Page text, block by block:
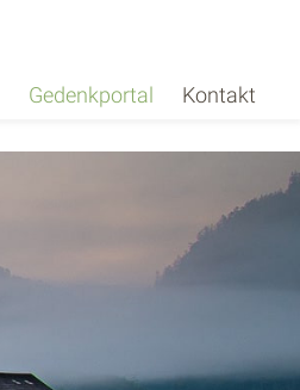
Gedenkportal Kontakt